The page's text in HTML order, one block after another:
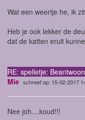
Wat een weertje he, ik
Heb je ook lekker de
dat de katten eruit
RE: spelletje:
Mie schreef op: 15-02-2017
Nee joh....koud!!!